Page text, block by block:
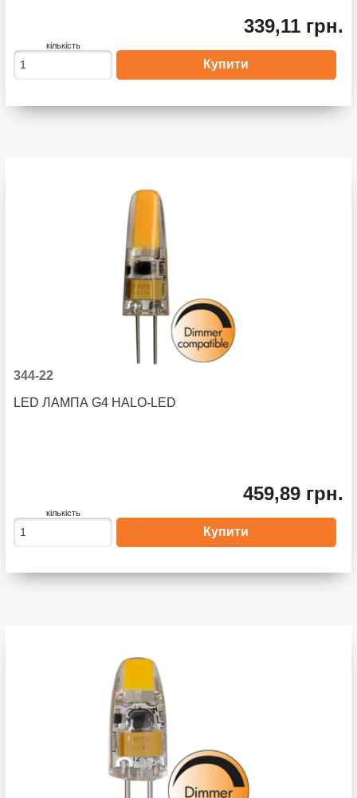
339,11 грн.
кількість
344-22
LED ЛАМПА G4 HALO-LED
459,89 грн.
кількість